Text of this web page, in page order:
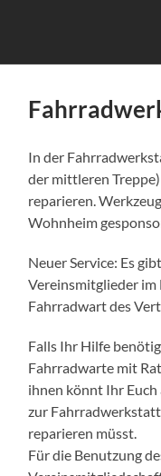
In der
der mittleren
reparieren.
Wohnheim
Neuer Service: Es
Vereinsmitglieder im
Fahrradwart des
Falls Ihr Hilfe
Fahrradwarte mit
ihnen könnt Ihr Euch
zur
reparieren müsst.
Für die Benutzung